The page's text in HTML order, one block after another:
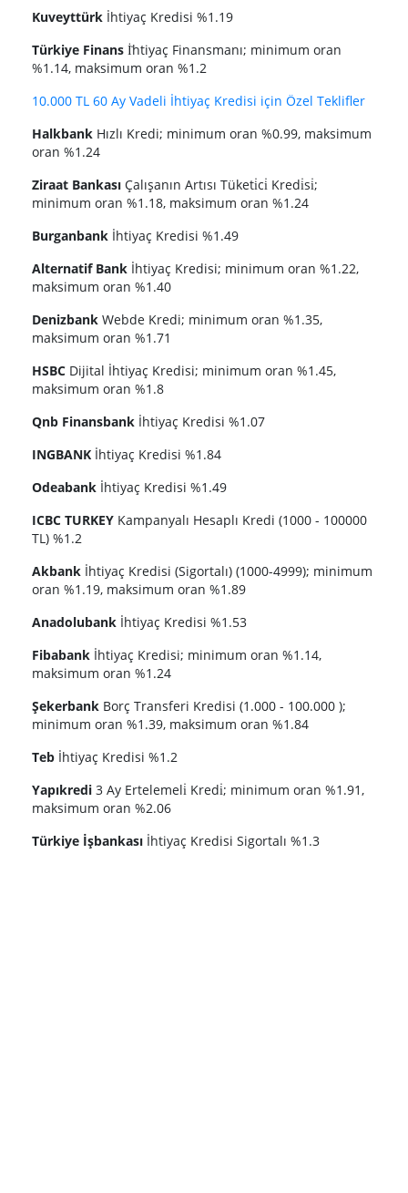
Kuveyttürk İhtiyaç Kredisi %1.19
Türkiye Finans İ̇htiyaç Finansmanı; minimum oran
%1.14, maksimum oran %1.2
10.000 TL 60 Ay Vadeli İhtiyaç Kredisi için Özel Teklifler
Halkbank Hızlı Kredi; minimum oran %0.99, maksimum
oran %1.24
Ziraat Bankası Çalışanın Artısı Tüketi̇ci̇ Kredi̇si̇;
minimum oran %1.18, maksimum oran %1.24
Burganbank İhtiyaç Kredisi %1.49
Alternatif Bank İhtiyaç Kredisi; minimum oran %1.22,
maksimum oran %1.40
Denizbank Webde Kredi; minimum oran %1.35,
maksimum oran %1.71
HSBC Dijital İhtiyaç Kredisi; minimum oran %1.45,
maksimum oran %1.8
Qnb Finansbank İhtiyaç Kredisi %1.07
INGBANK İhtiyaç Kredisi %1.84
Odeabank İhtiyaç Kredisi %1.49
ICBC TURKEY Kampanyalı Hesaplı Kredi (1000 - 100000
TL) %1.2
Akbank İhtiyaç Kredisi (Sigortalı) (1000-4999); minimum
oran %1.19, maksimum oran %1.89
Anadolubank İhtiyaç Kredisi %1.53
Fibabank İhtiyaç Kredisi; minimum oran %1.14,
maksimum oran %1.24
Şekerbank Borç Transferi Kredisi (1.000 - 100.000 );
minimum oran %1.39, maksimum oran %1.84
Teb İhtiyaç Kredisi %1.2
Yapıkredi 3 Ay Ertelemeli̇ Kredi̇; minimum oran %1.91,
maksimum oran %2.06
Türkiye İşbankası İhtiyaç Kredisi Sigortalı %1.3